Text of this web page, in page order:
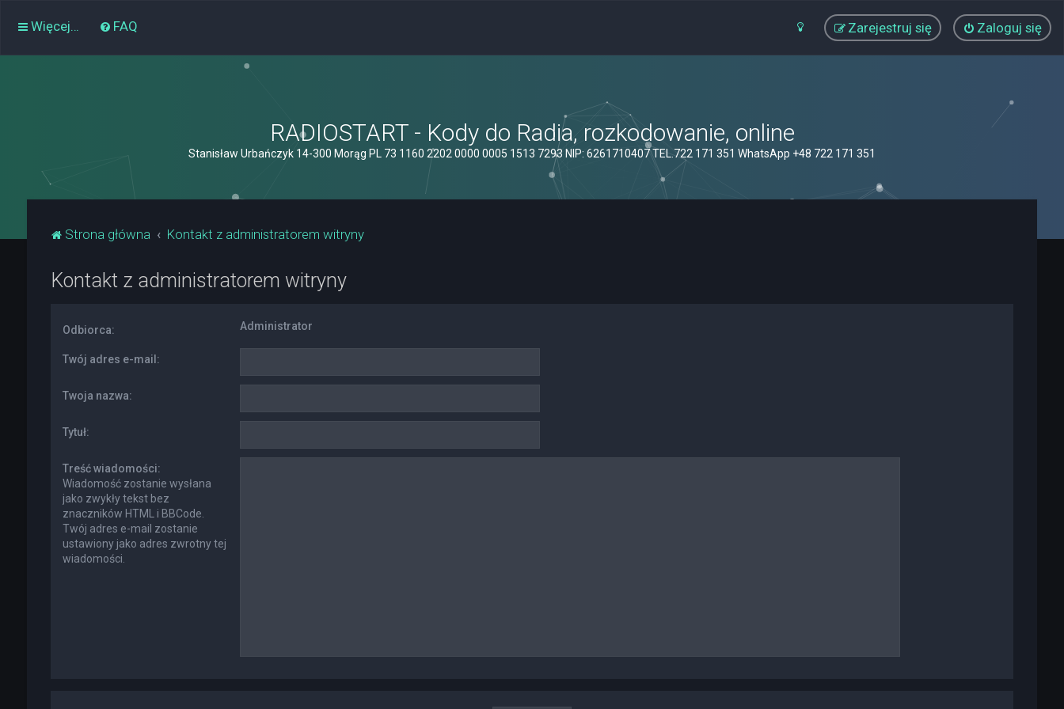
Więcej… FAQ Zaloguj się
Zarejestruj się
RADIOSTART - Kody do Radia, rozkodowanie, online
Stanisław Urbańczyk 14-300 Morąg PL 73 1160 2202 0000 0005 1513 7293 NIP: 6261710407 TEL.722 171 351 WhatsApp +48 722 171 351
Strona główna Kontakt z administratorem witryny
Kontakt z administratorem witryny
Odbiorca: Administrator
Twój adres e-mail:
Twoja nazwa:
Tytuł:
Treść wiadomości:
Wiadomość zostanie wysłana
jako zwykły tekst bez
znaczników HTML i BBCode.
Twój adres e-mail zostanie
ustawiony jako adres zwrotny tej
wiadomości.